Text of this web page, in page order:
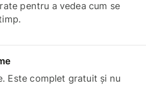
pentru a vedea cum se
Este complet gratuit și nu